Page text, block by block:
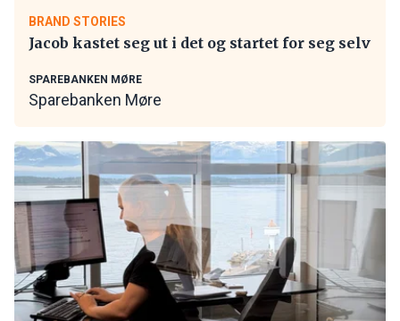
BRAND STORIES
Jacob kastet seg ut i det og startet for seg selv
SPAREBANKEN MØRE
Sparebanken Møre